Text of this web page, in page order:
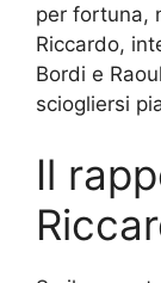
per fortuna,
Riccardo,
Bordi e
sciogliersi
Il